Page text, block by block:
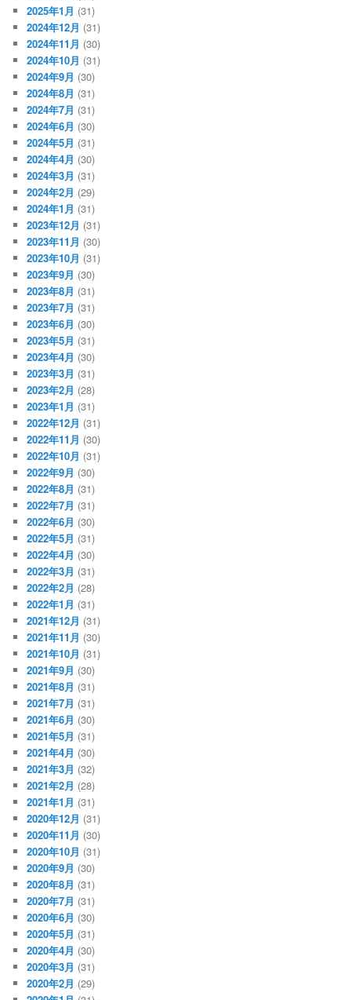
2025年1月 (31)
2024年12月 (31)
2024年11月 (30)
2024年10月 (31)
2024年9月 (30)
2024年8月 (31)
2024年7月 (31)
2024年6月 (30)
2024年5月 (31)
2024年4月 (30)
2024年3月 (31)
2024年2月 (29)
2024年1月 (31)
2023年12月 (31)
2023年11月 (30)
2023年10月 (31)
2023年9月 (30)
2023年8月 (31)
2023年7月 (31)
2023年6月 (30)
2023年5月 (31)
2023年4月 (30)
2023年3月 (31)
2023年2月 (28)
2023年1月 (31)
2022年12月 (31)
2022年11月 (30)
2022年10月 (31)
2022年9月 (30)
2022年8月 (31)
2022年7月 (31)
2022年6月 (30)
2022年5月 (31)
2022年4月 (30)
2022年3月 (31)
2022年2月 (28)
2022年1月 (31)
2021年12月 (31)
2021年11月 (30)
2021年10月 (31)
2021年9月 (30)
2021年8月 (31)
2021年7月 (31)
2021年6月 (30)
2021年5月 (31)
2021年4月 (30)
2021年3月 (32)
2021年2月 (28)
2021年1月 (31)
2020年12月 (31)
2020年11月 (30)
2020年10月 (31)
2020年9月 (30)
2020年8月 (31)
2020年7月 (31)
2020年6月 (30)
2020年5月 (31)
2020年4月 (30)
2020年3月 (31)
2020年2月 (29)